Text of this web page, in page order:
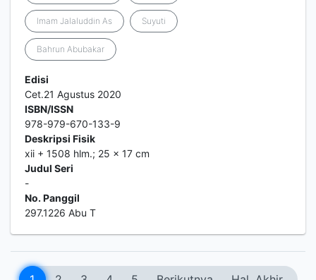
Imam Jalaluddin As Suyuti
Bahrun Abubakar
Edisi
Cet.21 Agustus 2020
ISBN/ISSN
978-979-670-133-9
Deskripsi Fisik
xii + 1508 hlm.; 25 x 17 cm
Judul Seri
-
No. Panggil
297.1226 Abu T